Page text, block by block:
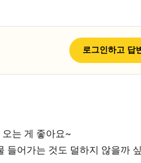
로그인하고 답
는 게 좋아요~
들어가는 것도 덜하지 않을까